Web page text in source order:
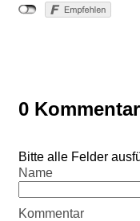
0
Bitte alle Felder
Name
Kommentar